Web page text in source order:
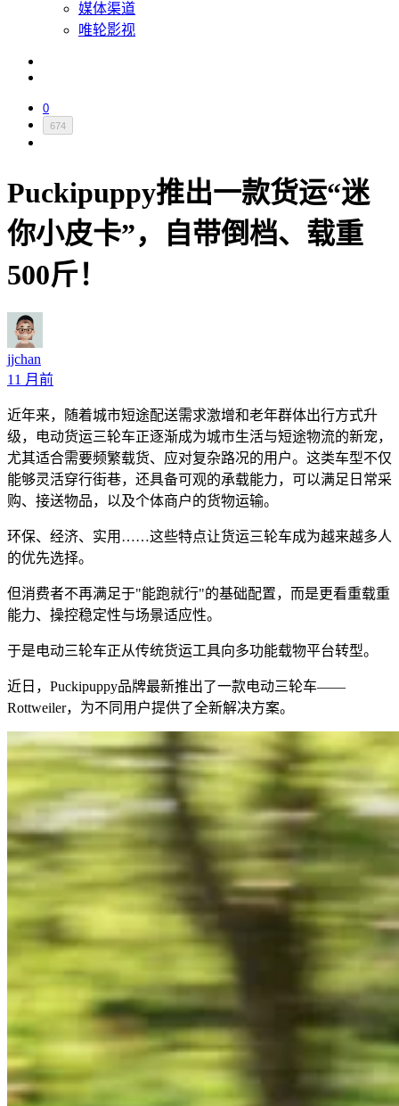
媒体渠道
唯轮影视
0
674
Puckipuppy推出一款货运“迷
你小皮卡”，自带倒档、载重
500斤！
jjchan
11 月前
近年来，随着城市短途配送需求激增和老年群体出行方式升
级，电动货运三轮车正逐渐成为城市生活与短途物流的新宠，
尤其适合需要频繁载货、应对复杂路况的用户。这类车型不仅
能够灵活穿行街巷，还具备可观的承载能力，可以满足日常采
购、接送物品，以及个体商户的货物运输。
环保、经济、实用……这些特点让货运三轮车成为越来越多人
的优先选择。
但消费者不再满足于"能跑就行"的基础配置，而是更看重载重
能力、操控稳定性与场景适应性。
于是电动三轮车正从传统货运工具向多功能载物平台转型。
近日，Puckipuppy品牌最新推出了一款电动三轮车——
Rottweiler，为不同用户提供了全新解决方案。